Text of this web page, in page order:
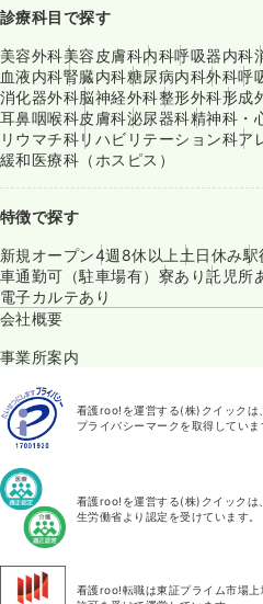
診療科目で探す
美容外科美容皮膚科内科呼吸器内科
血液内科腎臓内科糖尿病内科外科呼
消化器外科脳神経外科整形外科形成
耳鼻咽喉科皮膚科泌尿器科精神科・
リウマチ科リハビリテーション科ア
緩和医療科（ホスピス）
特徴で探す
新規オープン4週8休以上 土日休み駅
車通勤可（駐車場有） 寮あり託児所
電子カルテあり
会社概要
事業所案内
看護roo!を運営する(株)クイックは
プライバシーマークを取得していま
看護roo!を運営する(株)クイックは
生労働省より認定を受けています。
看護roo!転職は東証プライム市場